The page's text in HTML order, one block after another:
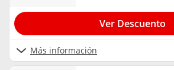
Más información
Ver Descuento